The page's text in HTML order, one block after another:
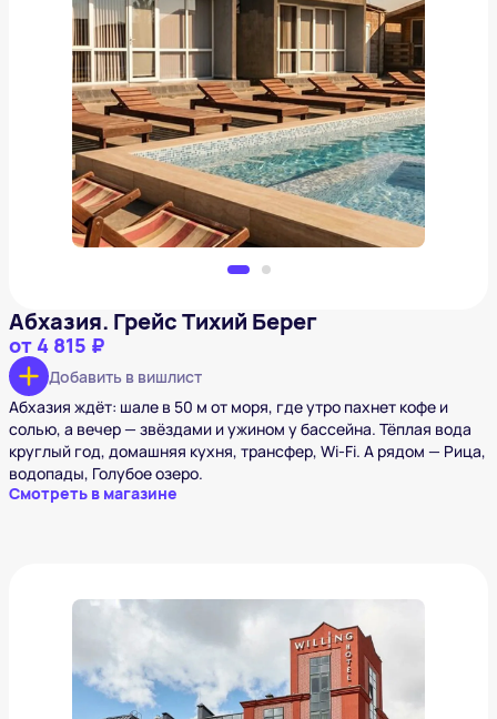
Абхазия. Грейс Тихий Берег
от4 815 ₽
Добавить в вишлист
Абхазия. Грейс Тихий Берег
от 4 815 ₽
Добавить в вишлист
Абхазия ждёт: шале в 50 м от моря, где утро пахнет кофе и
солью, а вечер — звёздами и ужином у бассейна. Тёплая вода
круглый год, домашняя кухня, трансфер, Wi-Fi. А рядом — Рица,
водопады, Голубое озеро.
Смотреть в магазине